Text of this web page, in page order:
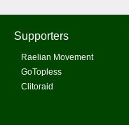
Supporters
Raelian Movement
GoTopless
Clitoraid